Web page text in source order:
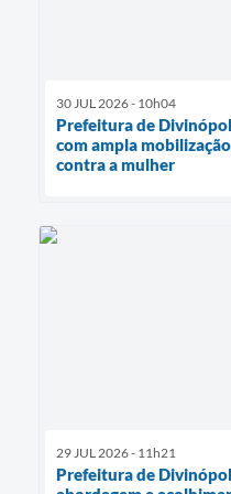
30 JUL 2026 - 10h04
Prefeitura de
com ampla
contra a mulher
29 JUL 2026 - 11h21
Prefeitura de